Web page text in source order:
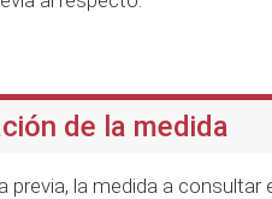
de la medida
previa, la medida a